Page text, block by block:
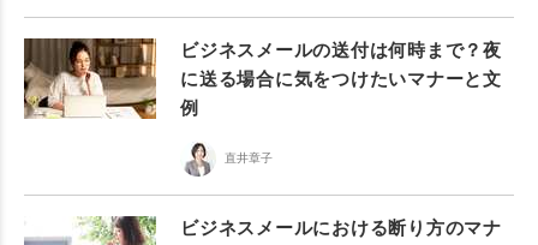
ビジネスメールの送付は何時まで？夜
に送る場合に気をつけたいマナーと文
例
直井章子
ビジネスメールにおける断り方のマナ